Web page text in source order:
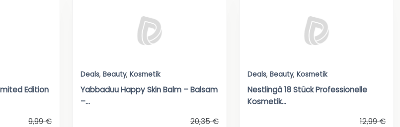
Edition
9,99 €
Deals, Beauty, Kosmetik
Yabbaduu Happy Skin Balm – Balsam
–...
20,35 €
Deals, Beauty, Kosmetik
Nestlingâ 18 Stück Professionelle
Kosmetik...
12,99 €